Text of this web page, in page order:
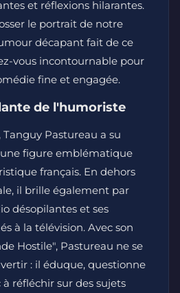
et réflexions hilarantes.
le portrait de notre
décapant fait de ce
vous incontournable pour
fine et engagée.
de l'humoriste
Tanguy Pastureau a su
figure emblématique
français. En dehors
il brille également par
désopilantes et ses
à la télévision. Avec son
Hostile", Pastureau ne se
: il éduque, questionne
réfléchir sur des sujets